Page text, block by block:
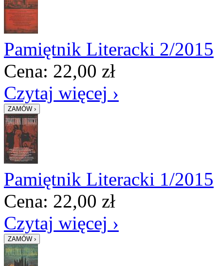
Pamiętnik Literacki 2/2015
Cena: 22,00 zł
Czytaj więcej ›
Pamiętnik Literacki 1/2015
Cena: 22,00 zł
Czytaj więcej ›